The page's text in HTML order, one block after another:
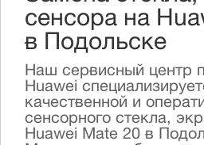
сенсора на
в Подольске
Наш сервисный центр
Huawei
качественной и
сенсорного стекла,
Huawei Mate 20 в